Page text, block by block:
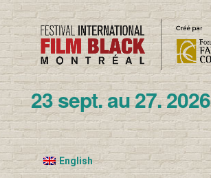
23 sept. au 27. 2026
English